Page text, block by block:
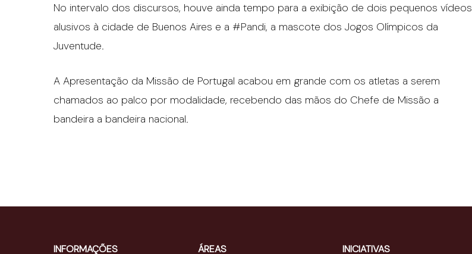
No intervalo dos discursos, houve ainda tempo para a exibição de dois pequenos vídeos
alusivos à cidade de Buenos Aires e a #Pandi, a mascote dos Jogos Olímpicos da
Juventude.
A Apresentação da Missão de Portugal acabou em grande com os atletas a serem
chamados ao palco por modalidade, recebendo das mãos do Chefe de Missão a
bandeira a bandeira nacional.
INFORMAÇÕES ÁREAS INICIATIVAS